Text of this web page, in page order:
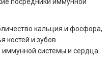
кальция и фосфора,
костей и зубов.
системы и сердца.